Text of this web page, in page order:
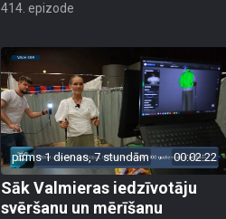
414. epizode
pirms 1 dienas, 7 stundām 00:02:22
Sāk Valmieras iedzīvotāju
svēršanu un mērīšanu